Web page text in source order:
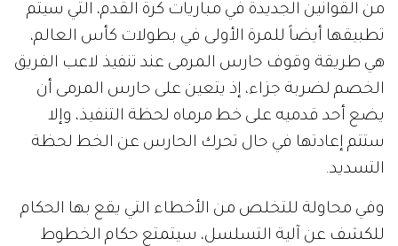
من القوانين الجديدة في مباريات كرة القدم، التي سيتم
تطبيقها أيضاً للمرة الأولى في بطولات كأس العالم،
هي طريقة وقوف حارس المرمى عند تنفيذ لاعب الفريق
الخصم لضربة جزاء، إذ يتعين على حارس المرمى أن
يضع أحد قدميه على خط مرماه لحظة التنفيذ، وإلا
ستتم إعادتها في حال تحرك الحارس عن الخط لحظة
التسديد.
وفي محاولة للتخلص من الأخطاء التي يقع بها الحكام
للكشف عن آلية التسلسل، سيتمتع حكام الخطوط